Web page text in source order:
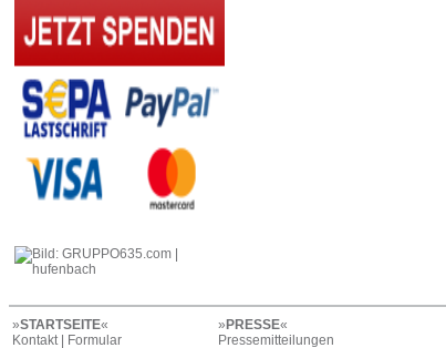
»STARTSEITE«
Kontakt | Formular
» PRESSE«
Pressemitteilungen